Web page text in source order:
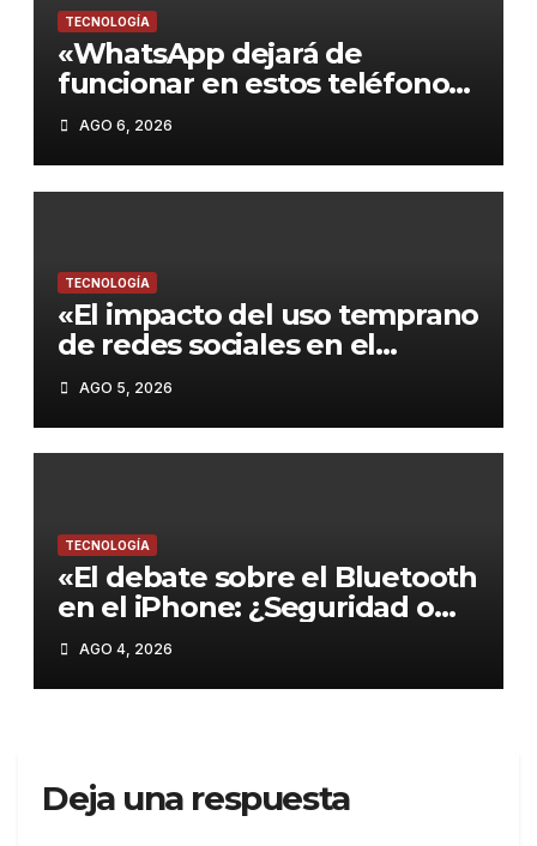
TECNOLOGÍA
«WhatsApp dejará de
funcionar en estos teléfonos
desde el 15 de agosto de
2026: Guía para no quedarte
sin servicio»
AGO 6, 2026
TECNOLOGÍA
«El impacto del uso temprano
de redes sociales en el
rendimiento académico de
los adolescentes»
AGO 5, 2026
TECNOLOGÍA
«El debate sobre el Bluetooth
en el iPhone: ¿Seguridad o
comodidad?»
AGO 4, 2026
Deja una respuesta